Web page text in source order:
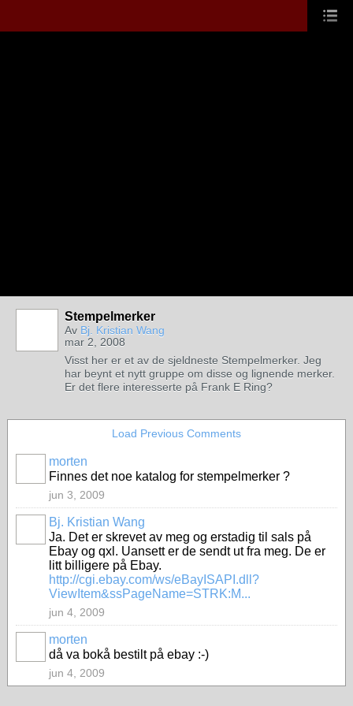
Stempelmerker
Av Bj. Kristian Wang
mar 2, 2008
Visst her er et av de sjeldneste Stempelmerker. Jeg
har beynt et nytt gruppe om disse og lignende merker.
Er det flere interesserte på Frank E Ring?
Load Previous Comments
morten
Finnes det noe katalog for stempelmerker ?
jun 3, 2009
Bj. Kristian Wang
Ja. Det er skrevet av meg og erstadig til sals på
Ebay og qxl. Uansett er de sendt ut fra meg. De er
litt billigere på Ebay.
http://cgi.ebay.com/ws/eBayISAPI.dll?
ViewItem&ssPageName=STRK:M...
jun 4, 2009
morten
då va bokå bestilt på ebay :-)
jun 4, 2009